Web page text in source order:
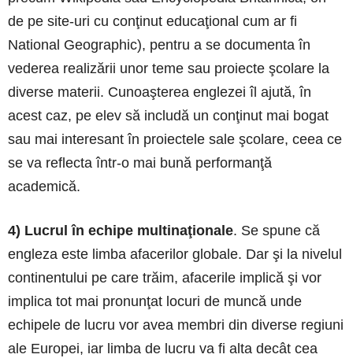
de pe site-uri cu conţinut educaţional cum ar fi
National Geographic), pentru a se documenta în
vederea realizării unor teme sau proiecte şcolare la
diverse materii. Cunoaşterea englezei îl ajută, în
acest caz, pe elev să includă un conţinut mai bogat
sau mai interesant în proiectele sale şcolare, ceea ce
se va reflecta într-o mai bună performanţă
academică.
4) Lucrul în echipe multinaţionale. Se spune că
engleza este limba afacerilor globale. Dar şi la nivelul
continentului pe care trăim, afacerile implică şi vor
implica tot mai pronunţat locuri de muncă unde
echipele de lucru vor avea membri din diverse regiuni
ale Europei, iar limba de lucru va fi alta decât cea